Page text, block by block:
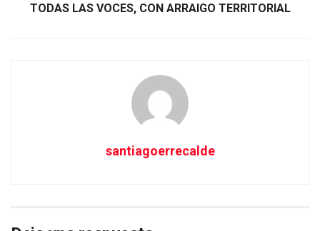
TODAS LAS VOCES, CON ARRAIGO TERRITORIAL
santiagoerrecalde